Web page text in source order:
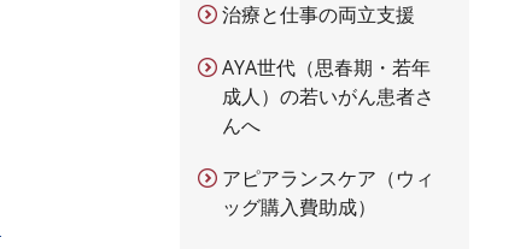
治療と仕事の両立支援
AYA世代（思春期・若年
成人）の若いがん患者さ
んへ
アピアランスケア（ウィ
ッグ購入費助成）